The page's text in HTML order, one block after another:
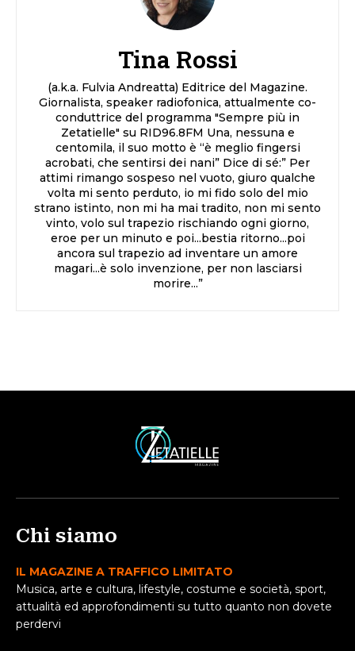
Tina Rossi
(a.k.a. Fulvia Andreatta) Editrice del Magazine.
Giornalista, speaker radiofonica, attualmente co-
conduttrice del programma "Sempre più in
Zetatielle" su RID96.8FM Una, nessuna e
centomila, il suo motto è “è meglio fingersi
acrobati, che sentirsi dei nani” Dice di sé:” Per
attimi rimango sospeso nel vuoto, giuro qualche
volta mi sento perduto, io mi fido solo del mio
strano istinto, non mi ha mai tradito, non mi sento
vinto, volo sul trapezio rischiando ogni giorno,
eroe per un minuto e poi...bestia ritorno...poi
ancora sul trapezio ad inventare un amore
magari...è solo invenzione, per non lasciarsi
morire...”
Chi siamo
IL MAGAZINE A TRAFFICO LIMITATO
Musica, arte e cultura, lifestyle, costume e società, sport,
attualità ed approfondimenti su tutto quanto non dovete
perdervi